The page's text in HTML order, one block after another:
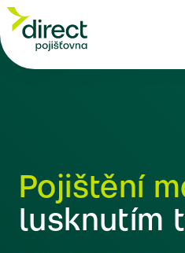
Pojištění
lusknutím